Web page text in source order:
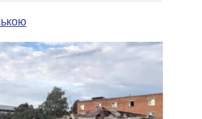
ПОЛИТИКОВ